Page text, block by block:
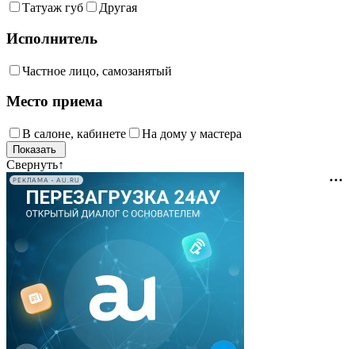
Татуаж губ
Другая
Исполнитель
Частное лицо, самозанятый
Место приема
В салоне, кабинете На дому у мастера
Свернуть↑
РЕКЛАМА • AU.RU